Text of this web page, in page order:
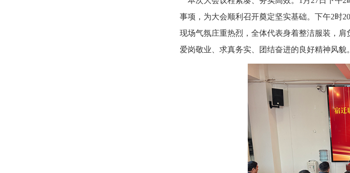
事项，为大会顺利召开奠定坚实基础。下午2时
现场气氛庄重热烈，全体代表身着整洁服装，
爱岗敬业、求真务实、团结奋进的良好精神风貌。